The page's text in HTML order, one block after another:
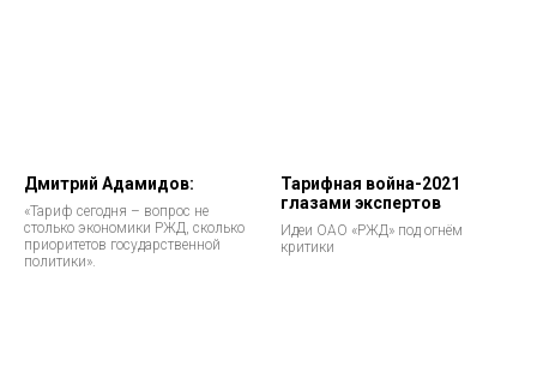
Дмитрий Адамидов:
«Тариф сегодня – вопрос не
столько экономики РЖД, сколько
приоритетов государственной
политики».
Тарифная война-2021
глазами экспертов
Идеи ОАО «РЖД» под огнём
критики